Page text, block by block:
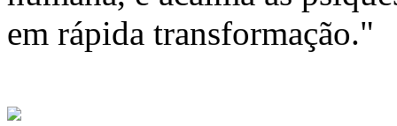
em rápida transformação."